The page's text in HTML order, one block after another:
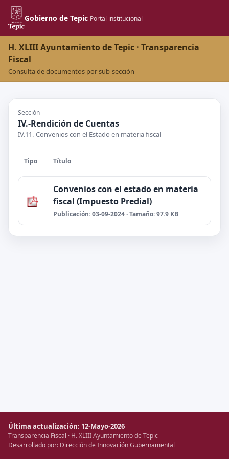
Gobierno de Tepic Portal institucional
H. XLIII Ayuntamiento de Tepic · Transparencia
Fiscal
Consulta de documentos por sub-sección
Sección
IV.-Rendición de Cuentas
IV.11.-Convenios con el Estado en materia fiscal
Tipo Título
Convenios con el estado en materia
fiscal (Impuesto Predial)
Publicación: 03-09-2024 · Tamaño: 97.9 KB
Última actualización: 12-Mayo-2026
Transparencia Fiscal · H. XLIII Ayuntamiento de Tepic
Desarrollado por: Dirección de Innovación Gubernamental